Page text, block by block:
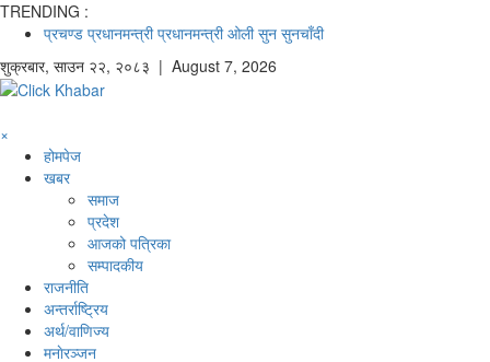
TRENDING :
प्रचण्ड प्रधानमन्त्री प्रधानमन्त्री ओली सुन सुनचाँदी
शुक्रबार, साउन २२, २०८३ | August 7, 2026
×
होमपेज
खबर
समाज
प्रदेश
आजको पत्रिका
सम्पादकीय
राजनीति
अन्तर्राष्ट्रिय
अर्थ/वाणिज्य
मनाेरञ्जन